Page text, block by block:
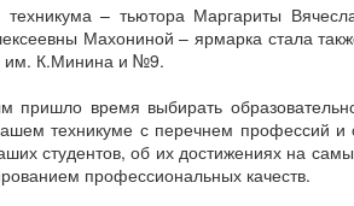
техникума – тьютора Маргариты
Махониной – ярмарка стала
К.Минина и №9.
пришло время выбирать
техникуме с перечнем профессий
студентов, об их достижениях на
профессиональных качеств.